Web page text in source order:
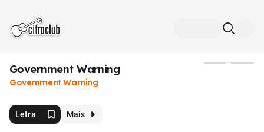
Government Warning
Government Warning
Letra Mais